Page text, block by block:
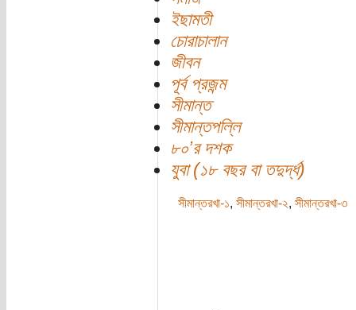
ইছামতী
চোরাচালান
জীবন
পূর্ব প্রজন্ম
সীমান্ত
সীমান্তপল্লি
৮০’র দশক
যুবা (১৮ বছর বা তদুর্দ্ধ)
সীমান্তরখা-১, সীমান্তরখা-২, সীমান্তরখা-৩